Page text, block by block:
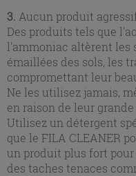
3. Aucun produit
Des produits tels que
l'ammoniac altèrent les
émaillées des sols, les
compromettant leur
Ne les utilisez jamais,
en raison de leur
Utilisez un détergent
que le FILA CLEANER
un produit plus fort
des taches tenaces